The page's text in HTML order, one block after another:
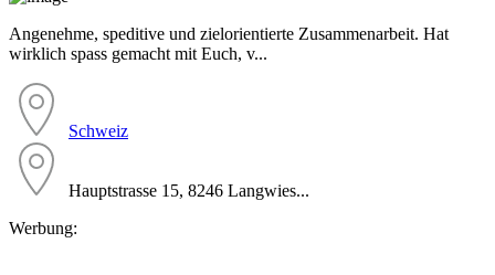
Angenehme, speditive und zielorientierte Zusammenarbeit. Hat
wirklich spass gemacht mit Euch, v...
Schweiz
Hauptstrasse 15, 8246 Langwies...
Werbung: